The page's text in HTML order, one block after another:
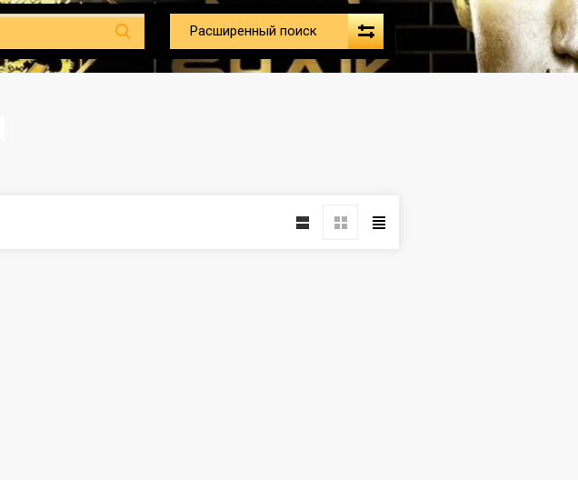
Расширенный поиск